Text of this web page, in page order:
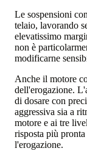
Le sospensioni
telaio, lavorando
elevatissimo
non è
modificarne
Anche il motore
dell'erogazione.
di dosare con
aggressiva sia a
motore e ai tre
risposta più
l'erogazione.